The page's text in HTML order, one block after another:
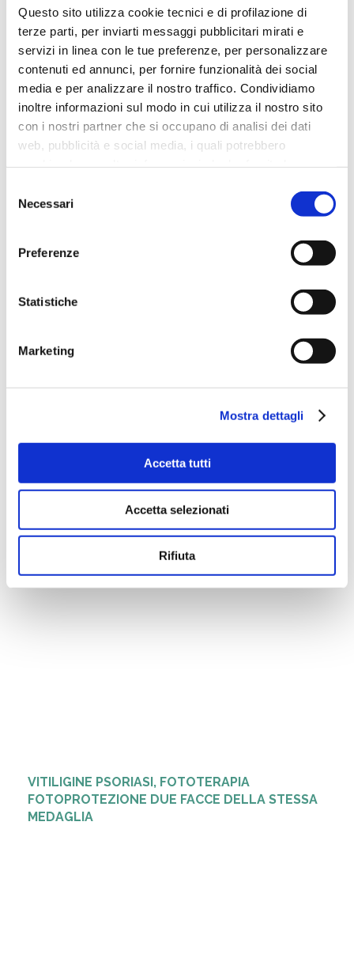
Questo sito utilizza cookie tecnici e di profilazione di
terze parti, per inviarti messaggi pubblicitari mirati e
servizi in linea con le tue preferenze, per personalizzare
contenuti ed annunci, per fornire funzionalità dei social
media e per analizzare il nostro traffico. Condividiamo
inoltre informazioni sul modo in cui utilizza il nostro sito
con i nostri partner che si occupano di analisi dei dati
web, pubblicità e social media, i quali potrebbero
la nostracookie policy
spuntando le singole caselle per le diverse categorie di
cookie. Cliccando su "Chiudi" il sito utilizzerà solo i
delNecessari
Preferenze
Statistiche
Marketing
Mostra dettagli
Accetta tutti
Accetta selezionati
Rifiuta
LA VITILIGINE, UNA MALATTIA IMPREVEDIBILE
ONDE D’URTO:
LASER ERBIUM: NEGLI ESITI CICATRIZIALI POST-
ACNEICI E RIGENERAZIONE CUTANEA
VITILIGINE PSORIASI, FOTOTERAPIA
FOTOPROTEZIONE DUE FACCE DELLA STESSA
MEDAGLIA